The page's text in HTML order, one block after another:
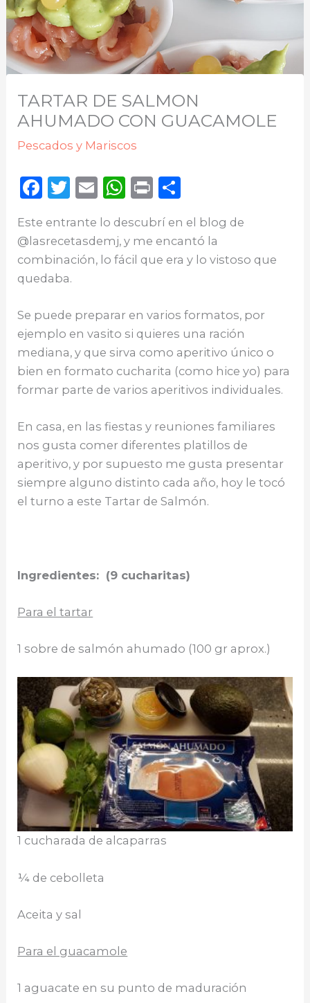
TARTAR DE SALMON
AHUMADO CON GUACAMOLE
Pescados y Mariscos
F
c
e
b
o
k
T
it
te
r
E
ai
l
W
a
ts
p
P
n
t
m
p
r
Este entrante lo descubrí en el blog de
@lasrecetasdemj, y me encantó la
combinación, lo fácil que era y lo vistoso que
quedaba.
Se puede preparar en varios formatos, por
ejemplo en vasito si quieres una ración
mediana, y que sirva como aperitivo único o
bien en formato cucharita (como hice yo) para
formar parte de varios aperitivos individuales.
En casa, en las fiestas y reuniones familiares
nos gusta comer diferentes platillos de
aperitivo, y por supuesto me gusta presentar
siempre alguno distinto cada año, hoy le tocó
el turno a este Tartar de Salmón.
Ingredientes: (9 cucharitas)
Para el tartar
1 sobre de salmón ahumado (100 gr aprox.)
1 cucharada de alcaparras
¼ de cebolleta
Aceita y sal
Para el guacamole
1 aguacate en su punto de maduración